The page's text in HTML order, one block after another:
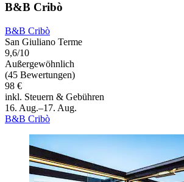
B&B Cribò
B&B Cribò
San Giuliano Terme
9,6/10
Außergewöhnlich
(45 Bewertungen)
98 €
inkl. Steuern & Gebühren
16. Aug.–17. Aug.
B&B Cribò